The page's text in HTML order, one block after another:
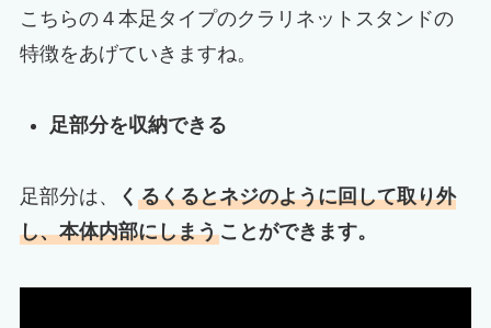
こちらの４本足タイプのクラリネットスタンドの
特徴をあげていきますね。
足部分を収納できる
足部分は、 く るくるとネジのように回して取り外
し、本体内部にしまうことができます。